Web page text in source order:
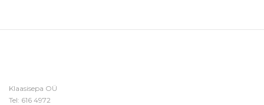
Klaasisepa OÜ
Tel: 616 4972